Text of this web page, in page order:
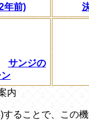
年前)
サンジの
内
ることで、この